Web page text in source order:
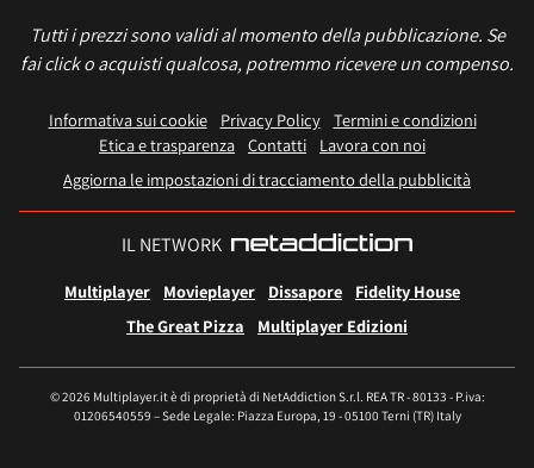
Tutti i prezzi sono validi al momento della pubblicazione. Se
fai click o acquisti qualcosa, potremmo ricevere un compenso.
Informativa sui cookie Privacy Policy
Termini e condizioni
Etica e trasparenza Contatti
Lavora con noi
Aggiorna le impostazioni di tracciamento della pubblicità
IL NETWORK
Multiplayer Movieplayer Dissapore
Fidelity House
The Great Pizza
Multiplayer Edizioni
© 2026 Multiplayer.it è di proprietà di NetAddiction S.r.l. REA TR - 80133 - P.iva:
01206540559 – Sede Legale: Piazza Europa, 19 - 05100 Terni (TR) Italy